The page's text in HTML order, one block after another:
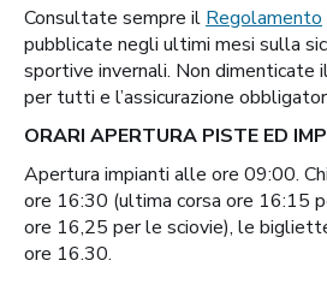
Consultate sempre il Regolamento
pubblicate negli ultimi mesi sulla
sportive invernali. Non dimenticate
per tutti e l’assicurazione
ORARI APERTURA PISTE ED
Apertura impianti alle ore 09:00.
ore 16:30 (ultima corsa ore 16:15
ore 16,25 per le sciovie), le
ore 16.30.